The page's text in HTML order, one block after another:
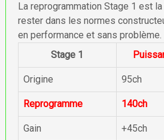
La reprogrammation Stage 1 est
rester dans les normes
en performance et sans problème.
Stage 1
Origine 95ch
Reprogramme 140ch
Gain +45ch